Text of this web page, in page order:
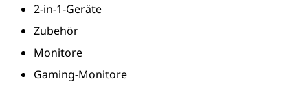
2-in-1-Geräte
Zubehör
Monitore
Gaming-Monitore